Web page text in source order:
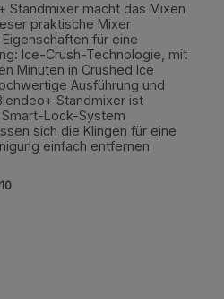
Standmixer macht das Mixen
praktische Mixer
für eine
Ice-Crush-Technologie, mit
Minuten in Crushed Ice
Ausführung und
Standmixer ist
Lock-System
sich die Klingen für eine
einfach entfernen